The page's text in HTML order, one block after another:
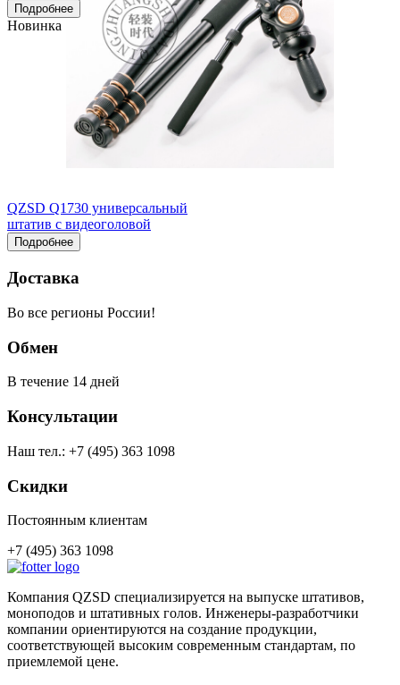
Подробнее
Новинка
QZSD Q1730 универсальный
штатив с видеоголовой
Подробнее
Доставка
Во все регионы России!
Обмен
В течение 14 дней
Консультации
Наш тел.: +7 (495) 363 1098
Скидки
Постоянным клиентам
+7 (495) 363 1098
Компания QZSD специализируется на выпуске штативов,
моноподов и штативных голов. Инженеры-разработчики
компании ориентируются на создание продукции,
соответствующей высоким современным стандартам, по
приемлемой цене.